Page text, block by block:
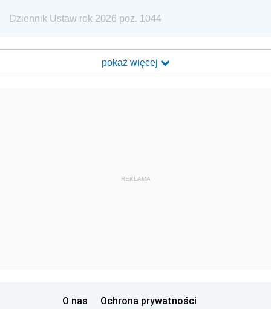
Dziennik Ustaw rok 2026 poz. 1044
pokaż więcej
REKLAMA
O nas Ochrona prywatności